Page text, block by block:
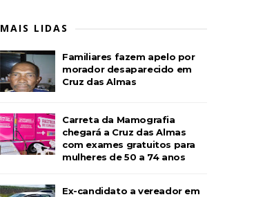
MAIS LIDAS
Familiares fazem apelo por
morador desaparecido em
Cruz das Almas
Carreta da Mamografia
chegará a Cruz das Almas
com exames gratuitos para
mulheres de 50 a 74 anos
Ex-candidato a vereador em